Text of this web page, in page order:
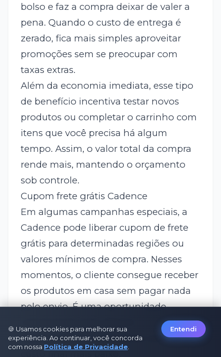
bolso e faz a compra deixar de valer a
pena. Quando o custo de entrega é
zerado, fica mais simples aproveitar
promoções sem se preocupar com
taxas extras.
Além da economia imediata, esse tipo
de benefício incentiva testar novos
produtos ou completar o carrinho com
itens que você precisa há algum
tempo. Assim, o valor total da compra
rende mais, mantendo o orçamento
sob controle.
Cupom frete grátis Cadence
Em algumas campanhas especiais, a
Cadence pode liberar cupom de frete
grátis para determinadas regiões ou
valores mínimos de compra. Nesses
momentos, o cliente consegue receber
os produtos em casa sem pagar nada
pelo envio. É uma oportunidade
eletroportáteis e acessórios com um
custo final mais baixo.
🍪 Usamos cookies para melhorar sua
experiência. Ao continuar, você concorda
com nossa Política de Privacidade
Entendi